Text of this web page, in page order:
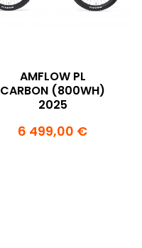
AMFLOW PL
CARBON (800WH)
2025
6 499,00 €